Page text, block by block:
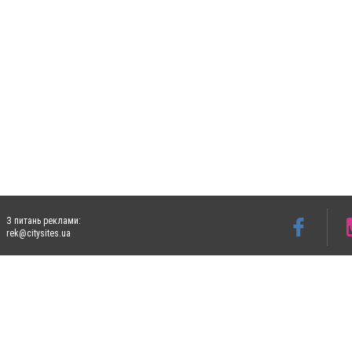
З питань реклами:
rek@citysites.ua